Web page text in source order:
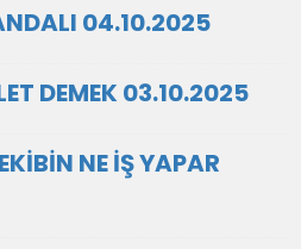
04.10.2025
DEMEK 03.10.2025
NE İŞ YAPAR